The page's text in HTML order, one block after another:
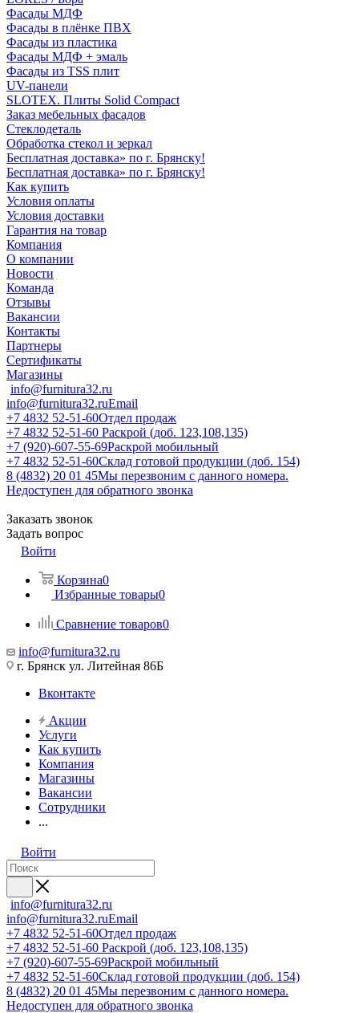
Фасады МДФ
Фасады в плёнке ПВХ
Фасады из пластика
Фасады МДФ + эмаль
Фасады из TSS плит
UV-панели
SLOTEX. Плиты Solid Compact
Заказ мебельных фасадов
Стеклодеталь
Обработка стекол и зеркал
Бесплатная доставка» по г. Брянску!
Бесплатная доставка» по г. Брянску!
Как купить
Условия оплаты
Условия доставки
Гарантия на товар
Компания
О компании
Новости
Команда
Отзывы
Вакансии
Контакты
Партнеры
Сертификаты
Магазины
info@furnitura32.ru
info@furnitura32.ruEmail
+7 4832 52-51-60Отдел продаж
+7 4832 52-51-60 Раскрой (доб. 123,108,135)
+7 (920)-607-55-69Раскрой мобильный
+7 4832 52-51-60Склад готовой продукции (доб. 154)
8 (4832) 20 01 45Мы перезвоним с данного номера.
Недоступен для обратного звонка
Заказать звонок
Задать вопрос
Войти
Корзина0
Избранные товары0
Сравнение товаров0
info@furnitura32.ru
г. Брянск ул. Литейная 86Б
Вконтакте
Акции
Услуги
Как купить
Компания
Магазины
Вакансии
Сотрудники
...
Войти
info@furnitura32.ru
info@furnitura32.ruEmail
+7 4832 52-51-60Отдел продаж
+7 4832 52-51-60 Раскрой (доб. 123,108,135)
+7 (920)-607-55-69Раскрой мобильный
+7 4832 52-51-60Склад готовой продукции (доб. 154)
8 (4832) 20 01 45Мы перезвоним с данного номера.
Недоступен для обратного звонка